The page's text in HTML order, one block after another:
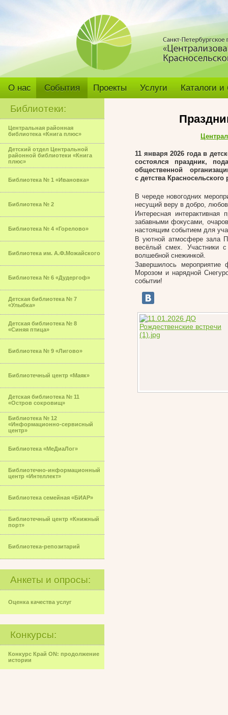
О нас События Проекты Услуги Каталоги
Библиотеки:
Центральная районная
библиотека «Книга плюс»
Детский отдел Центральной
районной библиотеки «Книга
плюс»
Библиотека № 1 «Ивановка»
Библиотека № 2
Библиотека № 4 «Горелово»
Библиотека им. А.Ф.Можайского
Библиотека № 6 «Дудергоф»
Детская библиотека № 7
«Улыбка»
Детская библиотека № 8
«Синяя птица»
Библиотека № 9 «Лигово»
Библиотечный центр «Маяк»
Детская библиотека № 11
«Остров сокровищ»
Библиотека № 12
«Информационно-сервисный
центр»
Библиотека «МеДиаЛог»
Библиотечно-информационный
центр «Интеллект»
Библиотека семейная «БИАР»
Библиотечный центр «Книжный
порт»
Библиотека-репозитарий
Анкеты и опросы:
Оценка качества услуг
Конкурсы:
Конкурс Край ON: продолжение
истории
11 января 2026 года в
состоялся праздник,
общественной
с детства Красносельского
В череде новогодних
несущий веру в добро,
Интересная
забавными фокусами,
настоящим событием для
В уютной атмосфере зала
весёлый смех. Участники
волшебной снежинкой.
Завершилось
Морозом и нарядной
событии!